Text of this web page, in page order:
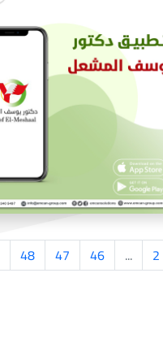
تطبيق اوتو كارAuto car
تطبيق الدكتور يوسف
2
...
46
47
48